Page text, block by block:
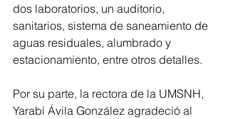
dos laboratorios, un auditorio,
sanitarios, sistema de saneamiento de
aguas residuales, alumbrado y
estacionamiento, entre otros detalles.
Por su parte, la rectora de la UMSNH,
Yarabí Ávila González agradeció al